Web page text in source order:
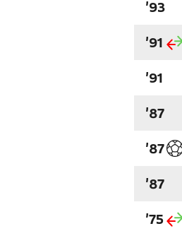
'93
'91
'91
'87
'87
'87
'75